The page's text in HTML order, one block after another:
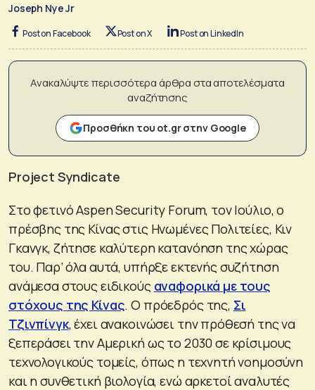
Joseph Nye Jr
Post on Facebook Post on X Post on LinkedIn
Ανακαλύψτε περισσότερα άρθρα στα αποτελέσματα
αναζήτησης
Προσθήκη του ot.gr στην Google
Project Syndicate
Στο φετινό Aspen Security Forum, τον Ιούλιο, ο
πρέσβης της Κίνας στις Ηνωμένες Πολιτείες, Κιν
Γκανγκ, ζήτησε καλύτερη κατανόηση της χώρας
του. Παρ’ όλα αυτά, υπήρξε εκτενής συζήτηση
ανάμεσα στους ειδικούς αναφορικά με τους
στόχους της Κίνας. Ο πρόεδρός της, Σι
Τζινπίνγκ, έχει ανακοινώσει την πρόθεσή της να
ξεπεράσει την Αμερική ως το 2030 σε κρίσιμους
τεχνολογικούς τομείς, όπως η τεχνητή νοημοσύνη
και η συνθετική βιολογία, ενώ αρκετοί αναλυτές